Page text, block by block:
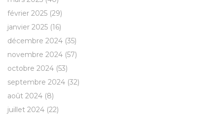
février 2025 (29)
janvier 2025 (16)
décembre 2024 (35)
novembre 2024 (57)
octobre 2024 (53)
septembre 2024 (32)
août 2024 (8)
juillet 2024 (22)